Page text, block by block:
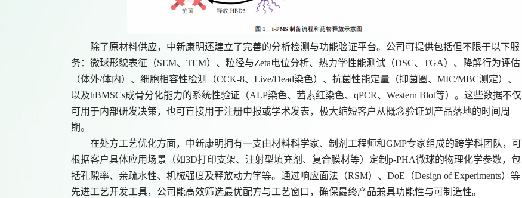
除了原材料供应，中新康明还建立了完善的分析检测与功能验证平台。公司可提供包括但不限于以下服
务：微球形貌表征（SEM、TEM）、粒径与Zeta电位分析、热力学性能测试（DSC、TGA）、降解行为评估
（体外/体内）、细胞相容性检测（CCK-8、Live/Dead染色）、抗菌性能定量（抑菌圈、MIC/MBC测定）、
以及hBMSCs成骨分化能力的系统性验证（ALP染色、茜素红染色、qPCR、Western Blot等）。这些数据不仅
可用于内部研发决策，也可直接用于注册申报或学术发表，极大缩短客户从概念验证到产品落地的时间周
期。
在处方工艺优化方面，中新康明拥有一支由材料科学家、制剂工程师和GMP专家组成的跨学科团队，可
根据客户具体应用场景（如3D打印支架、注射型填充剂、复合膜材等）定制p-PHA微球的物理化学参数，包
括孔隙率、亲疏水性、机械强度及释放动力学等。通过响应面法（RSM）、DoE（Design of Experiments）等
先进工艺开发工具，公司能高效筛选最优配方与工艺窗口，确保最终产品兼具功能性与可制造性。